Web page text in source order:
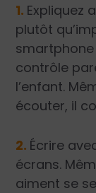
1. Expliquez
plutôt
smartphone
contrôle
l’enfant.
écouter, il
2. Écrire
écrans.
aiment se